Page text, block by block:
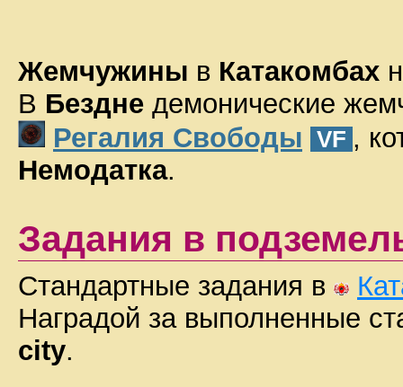
Жемчужины в Катакомбах
В Бездне демонические
Регалия Свободы
VF ,
Немодатка.
Задания в
Стандартные задания в
Наградой за выполненные
city.